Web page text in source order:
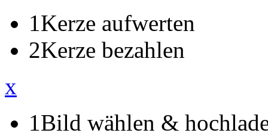
1Kerze aufwerten
2Kerze bezahlen
x
1Bild wählen &